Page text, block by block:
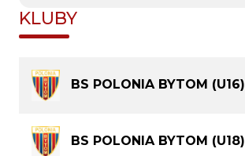
KLUBY
BS POLONIA BYTOM (U16)
BS POLONIA BYTOM (U18)